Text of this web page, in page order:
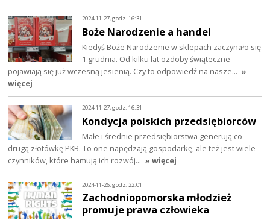
2024-11-27, godz. 16:31
Boże Narodzenie a handel
Kiedyś Boże Narodzenie w sklepach zaczynało się
1 grudnia. Od kilku lat ozdoby świąteczne
pojawiają się już wczesną jesienią. Czy to odpowiedź na nasze… »
więcej
2024-11-27, godz. 16:31
Kondycja polskich przedsiębiorców
Małe i średnie przedsiębiorstwa generują co
drugą złotówkę PKB. To one napędzają gospodarkę, ale też jest wiele
czynników, które hamują ich rozwój… » więcej
2024-11-26, godz. 22:01
Zachodniopomorska młodzież
promuje prawa człowieka